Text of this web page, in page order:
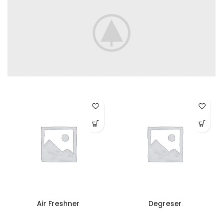
Air Freshner Degreser